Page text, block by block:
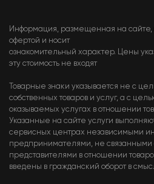
Информация, размещенная на сайте,
офертой и носит
ознакомительный характер. Цены
эту стоимость не входят
Товарные знаки указывается не с
собственных товаров и услуг, а с
оказываемых услугах в отношении
Указанные на сайте услуги
сервисных центрах независимыми
предпринимателями, не
представителями в отношении
введены в гражданский оборот в